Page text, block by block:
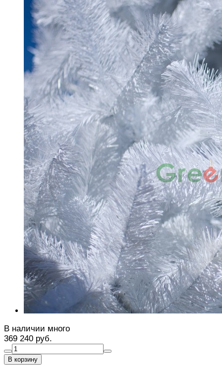
В наличии много
369 240 руб.
В корзину